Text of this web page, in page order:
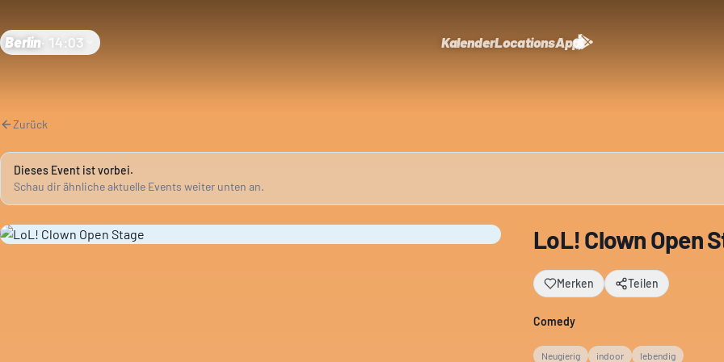
Berlin· 14:03 KalenderLocationsApp
Zurück
Dieses Event ist vorbei.
Schau dir ähnliche aktuelle Events weiter unten an.
LoL! Clown Open
Merken Teilen
Comedy
Neugierig indoor lebendig